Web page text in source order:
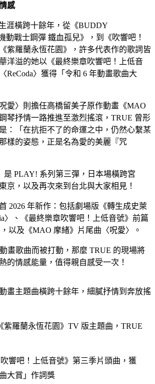
感
涯橫跨十餘年，從《BUDDY
動戰士鋼彈 鐵血孤兒》，到《吹響吧！
紫羅蘭永恆花園》，許多代表作的歌詞皆
洋溢的她以《最終樂章吹響吧！上低音
ReCoda〉獲得「令和 6 年動畫歌曲大
愛〉則擔任高橋留美子原作動畫《MAO
琴抒情一路推進至激烈搖滾，TRUE 曾形
：「在抗拒不了的命運之中，仍然心繫某
樣的姿態，正是名為愛的美麗『咒
是 PLAY! 系列第三彈，日本場橫跨宮
京，以及再次來到台北與大家相見！
2026 年新作：包括劇場版《轉生成史萊
〉、《最終樂章吹響吧！上低音號》前篇
以及《MAO 摩緒》片尾曲〈呪愛〉。
畫歌曲而被打動，那麼 TRUE 的現場將
的情感能量，值得親自感受一次！
畫主題曲橫跨十餘年，細膩抒情到奔放搖
紫羅蘭永恆花園》TV 版主題曲，TRUE
響吧！上低音號》第三季片頭曲，獲
大賞」作詞獎